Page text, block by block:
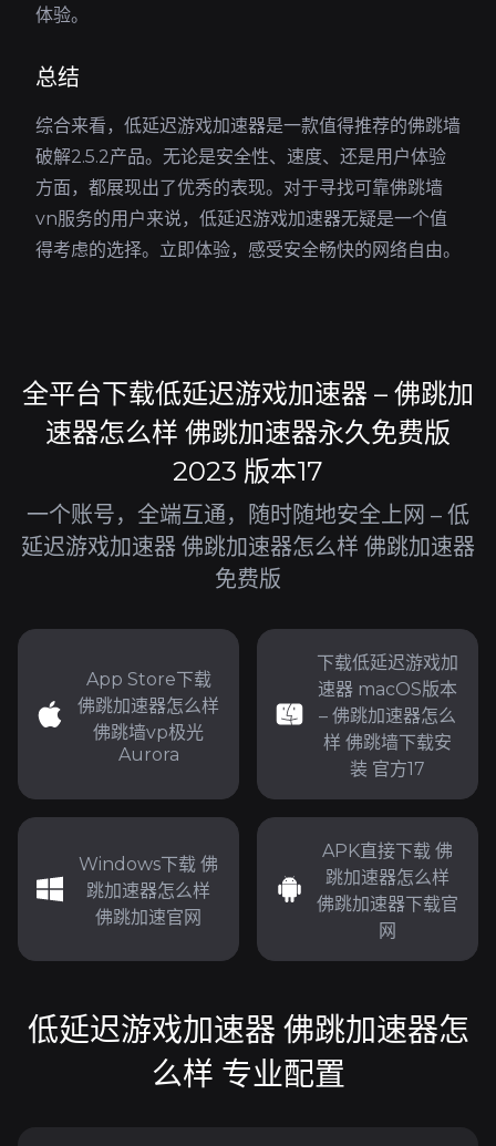
体验。
总结
综合来看，低延迟游戏加速器是一款值得推荐的佛跳墙
破解2.5.2产品。无论是安全性、速度、还是用户体验
方面，都展现出了优秀的表现。对于寻找可靠佛跳墙
vn服务的用户来说，低延迟游戏加速器无疑是一个值
得考虑的选择。立即体验，感受安全畅快的网络自由。
全平台下载低延迟游戏加速器 – 佛跳加
速器怎么样 佛跳加速器永久免费版
2023 版本17
一个账号，全端互通，随时随地安全上网 – 低
延迟游戏加速器 佛跳加速器怎么样 佛跳加速器
免费版
App Store下载
佛跳加速器怎么样
佛跳墙vp极光
Aurora
下载低延迟游戏加
速器 macOS版本
– 佛跳加速器怎么
样 佛跳墙下载安
装 官方17
Windows下载 佛
跳加速器怎么样
佛跳加速官网
APK直接下载 佛
跳加速器怎么样
佛跳加速器下载官
网
低延迟游戏加速器 佛跳加速器怎
么样 专业配置